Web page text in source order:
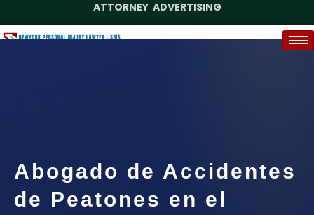
ATTORNEY ADVERTISING
Abogado de Accidentes
de Peatones en el